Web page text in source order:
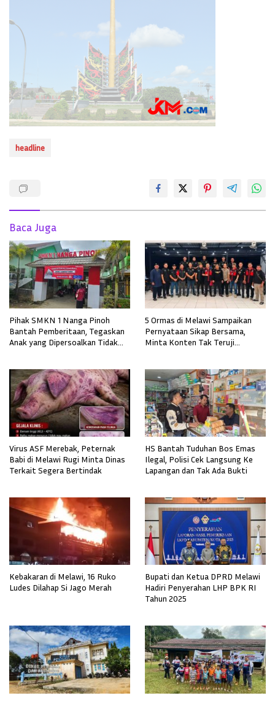
headline
Baca Juga
Pihak SMKN 1 Nanga Pinoh
Bantah Pemberitaan, Tegaskan
Anak yang Dipersoalkan Tidak
5 Ormas di Melawi Sampaikan
Pernyataan Sikap Bersama,
Minta Konten Tak Teruji
Virus ASF Merebak, Peternak
Babi di Melawi Rugi Minta Dinas
Terkait Segera Bertindak
HS Bantah Tuduhan Bos Emas
Ilegal, Polisi Cek Langsung Ke
Lapangan dan Tak Ada Bukti
Kebakaran di Melawi, 16 Ruko
Ludes Dilahap Si Jago Merah
Bupati dan Ketua DPRD Melawi
Hadiri Penyerahan LHP BPK RI
Tahun 2025